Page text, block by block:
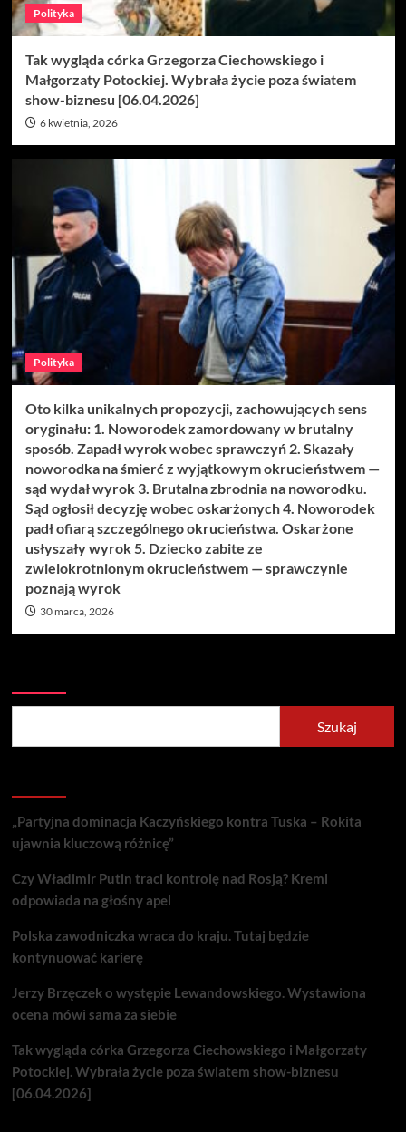
Polityka
Tak wygląda córka Grzegorza Ciechowskiego i
Małgorzaty Potockiej. Wybrała życie poza światem
show-biznesu [06.04.2026]
6 kwietnia, 2026
Polityka
Oto kilka unikalnych propozycji, zachowujących sens
oryginału: 1. Noworodek zamordowany w brutalny
sposób. Zapadł wyrok wobec sprawczyń 2. Skazały
noworodka na śmierć z wyjątkowym okrucieństwem —
sąd wydał wyrok 3. Brutalna zbrodnia na noworodku.
Sąd ogłosił decyzję wobec oskarżonych 4. Noworodek
padł ofiarą szczególnego okrucieństwa. Oskarżone
usłyszały wyrok 5. Dziecko zabite ze
zwielokrotnionym okrucieństwem — sprawczynie
poznają wyrok
30 marca, 2026
Szukaj
„Partyjna dominacja Kaczyńskiego kontra Tuska – Rokita
ujawnia kluczową różnicę”
Czy Władimir Putin traci kontrolę nad Rosją? Kreml
odpowiada na głośny apel
Polska zawodniczka wraca do kraju. Tutaj będzie
kontynuować karierę
Jerzy Brzęczek o występie Lewandowskiego. Wystawiona
ocena mówi sama za siebie
Tak wygląda córka Grzegorza Ciechowskiego i Małgorzaty
Potockiej. Wybrała życie poza światem show-biznesu
[06.04.2026]